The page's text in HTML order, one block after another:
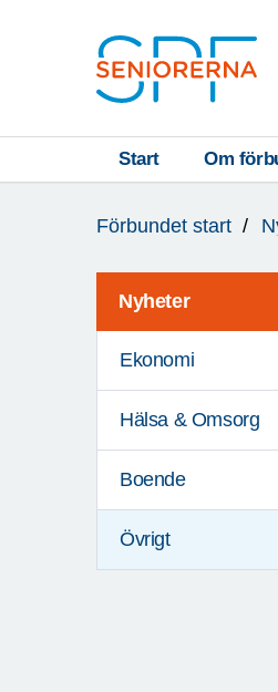
Start Om
är
Förbundet start
Nyheter
Ekonomi
Hälsa & Omsorg
Boende
Övrigt